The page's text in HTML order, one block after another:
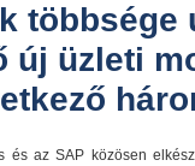
többsége
új üzleti
és az SAP közösen